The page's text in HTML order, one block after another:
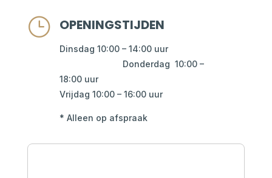
} OPENINGSTIJDEN
Dinsdag 10:00 – 14:00 uur
Donderdag 10:00 –
18:00 uur
Vrijdag 10:00 – 16:00 uur
* Alleen op afspraak